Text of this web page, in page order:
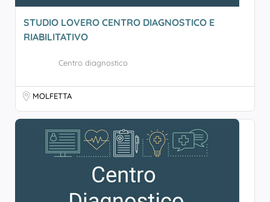
STUDIO LOVERO CENTRO DIAGNOSTICO E
RIABILITATIVO
Centro diagnostico
MOLFETTA